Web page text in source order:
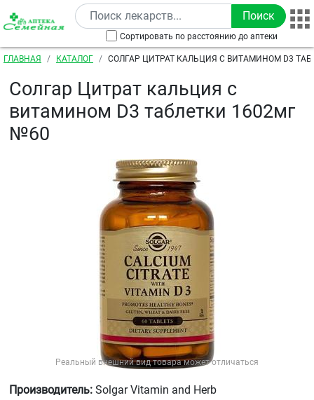
Перейти к основному содержанию
Сортировать по расстоянию до аптеки
Строка навигации
ГЛАВНАЯ КАТАЛОГ СОЛГАР ЦИТРАТ КАЛЬЦИЯ С ВИТАМИНОМ D3
Солгар Цитрат кальция с
витамином D3 таблетки 1602мг
№60
Реальный внешний вид товара может отличаться
Производитель: Solgar Vitamin and Herb